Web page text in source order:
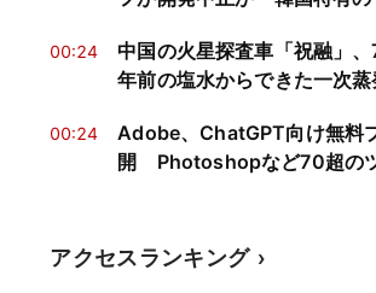
00:24
中国の火星探査車「祝融」
年前の塩水からできた一次
00:24
Adobe、ChatGPT向け無料
開 Photoshopなど70超の
アクセスランキング